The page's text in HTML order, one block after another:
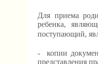
Для приема
ребенка,
поступающий,
- копии
представления